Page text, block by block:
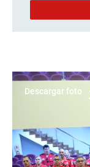
Descargar foto